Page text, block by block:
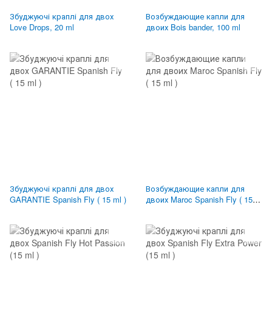
Збуджуючі краплі для двох
Love Drops, 20 ml
Возбуждающие капли для
двоих Bois bander, 100 ml
Збуджуючі краплі для двох
GARANTIE Spanish Fly ( 15 ml )
Возбуждающие капли для
двоих Maroc Spanish Fly ( 15